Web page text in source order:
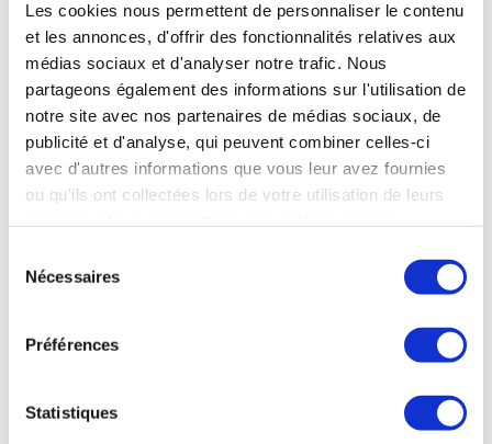
Les cookies nous permettent de personnaliser le contenu
et les annonces, d'offrir des fonctionnalités relatives aux
médias sociaux et d'analyser notre trafic. Nous
partageons également des informations sur l'utilisation de
notre site avec nos partenaires de médias sociaux, de
publicité et d'analyse, qui peuvent combiner celles-ci
avec d'autres informations que vous leur avez fournies
ou qu'ils ont collectées lors de votre utilisation de leurs
Nécessaires
Préférences
Statistiques
développement durable dans tous les domaines du secteur
spatial.
C’est pour répondre à ces enjeux que le GIFAS s’implique à tous
les niveaux et anime depuis 2022 la SpacEarth Initiative visant à
porter les messages et les initiatives pour un espace durable.
DÉVELOPPER UNE INDUSTRIE
DURABLE
secteur aérospatial se mobilise sur la
réduction de son